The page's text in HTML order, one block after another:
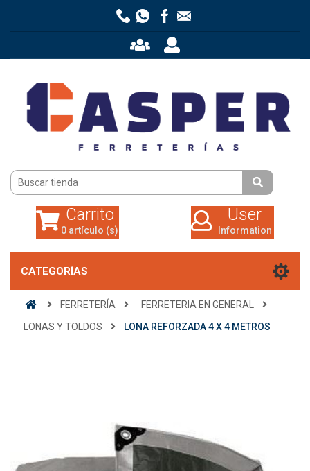
0 artículo (s)
Carrito
0 artículo (s)
User
Information
CATEGORÍAS
FERRETERÍA
FERRETERIA EN GENERAL
LONAS Y TOLDOS
LONA REFORZADA 4 X 4 METROS